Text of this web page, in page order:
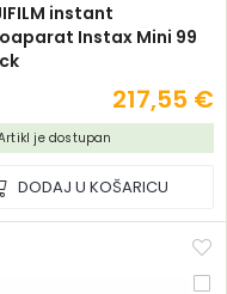
instant
Instax Mini 99
217,55 €
je dostupan
DODAJ U KOŠARICU